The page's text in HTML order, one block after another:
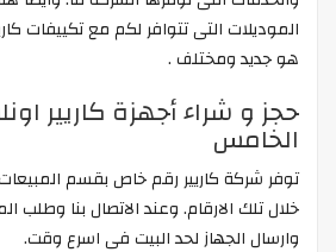
الموديلات التى تتوافر لكم مع تكييفات
هو جديد ومختلف .
حجز و شراء أجهزة كاريير
الخامس
توفر شركة كاريير رقم خاص بقسم
خلال تلك الارقام. وعند الاتصال بنا وطلب
وارسال الجهاز لحد البيت فى اسرع وقت.